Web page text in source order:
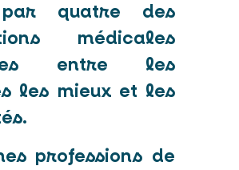
par quatre des
médicales
entre les
les mieux et les
professions de